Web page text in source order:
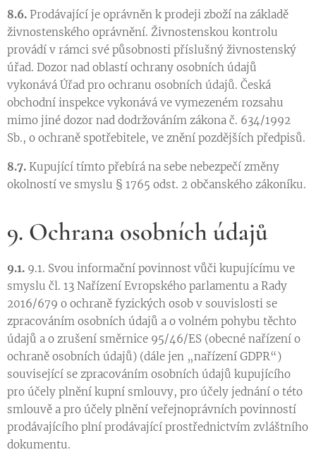
8.6. Prodávající je oprávněn k prodeji zboží na základě
živnostenského oprávnění. Živnostenskou kontrolu
provádí v rámci své působnosti příslušný živnostenský
úřad. Dozor nad oblastí ochrany osobních údajů
vykonává Úřad pro ochranu osobních údajů. Česká
obchodní inspekce vykonává ve vymezeném rozsahu
mimo jiné dozor nad dodržováním zákona č. 634/1992
Sb., o ochraně spotřebitele, ve znění pozdějších předpisů.
8.7. Kupující tímto přebírá na sebe nebezpečí změny
okolností ve smyslu § 1765 odst. 2 občanského zákoníku.
9. Ochrana osobních údajů
9.1. 9.1. Svou informační povinnost vůči kupujícímu ve
smyslu čl. 13 Nařízení Evropského parlamentu a Rady
2016/679 o ochraně fyzických osob v souvislosti se
zpracováním osobních údajů a o volném pohybu těchto
údajů a o zrušení směrnice 95/46/ES (obecné nařízení o
ochraně osobních údajů) (dále jen „nařízení GDPR“)
související se zpracováním osobních údajů kupujícího
pro účely plnění kupní smlouvy, pro účely jednání o této
smlouvě a pro účely plnění veřejnoprávních povinností
prodávajícího plní prodávající prostřednictvím zvláštního
dokumentu.